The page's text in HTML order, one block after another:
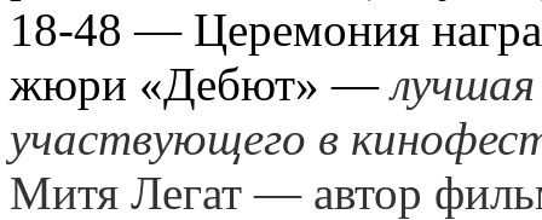
18-48 — Церемония
жюри «Дебют» —
участвующего в
Митя Легат — автор